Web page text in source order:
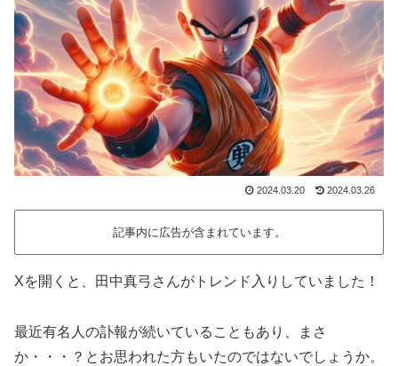
2024.03.20 2024.03.26
記事内に広告が含まれています。
Xを開くと、田中真弓さんがトレンド入りしていました！
最近有名人の訃報が続いていることもあり、まさ
か・・・？とお思われた方もいたのではないでしょうか。